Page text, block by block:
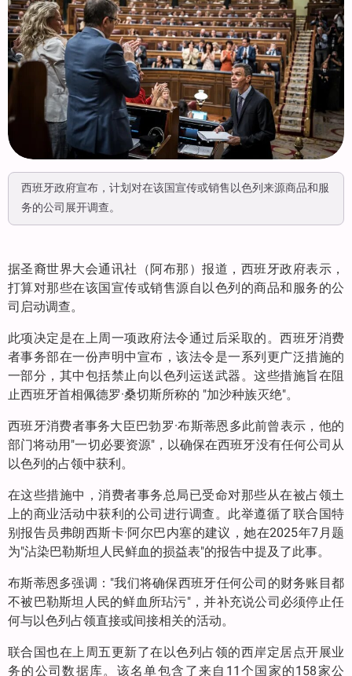
西班牙政府宣布，计划对在该国宣传或销售以色列来源商品和服
务的公司展开调查。
据圣裔世界大会通讯社（阿布那）报道，西班牙政府表示，
打算对那些在该国宣传或销售源自以色列的商品和服务的公
司启动调查。
此项决定是在上周一项政府法令通过后采取的。西班牙消费
者事务部在一份声明中宣布，该法令是一系列更广泛措施的
一部分，其中包括禁止向以色列运送武器。这些措施旨在阻
止西班牙首相佩德罗·桑切斯所称的 "加沙种族灭绝"。
西班牙消费者事务大臣巴勃罗·布斯蒂恩多此前曾表示，他的
部门将动用"一切必要资源"，以确保在西班牙没有任何公司从
以色列的占领中获利。
在这些措施中，消费者事务总局已受命对那些从在被占领土
上的商业活动中获利的公司进行调查。此举遵循了联合国特
别报告员弗朗西斯卡·阿尔巴内塞的建议，她在2025年7月题
为"沾染巴勒斯坦人民鲜血的损益表"的报告中提及了此事。
布斯蒂恩多强调："我们将确保西班牙任何公司的财务账目都
不被巴勒斯坦人民的鲜血所玷污"，并补充说公司必须停止任
何与以色列占领直接或间接相关的活动。
联合国也在上周五更新了在以色列占领的西岸定居点开展业
务的公司数据库。该名单包含了来自11个国家的158家公